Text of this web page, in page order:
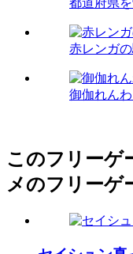
都道府県
赤レンガ
御伽れん
このフリーゲ
メのフリーゲ